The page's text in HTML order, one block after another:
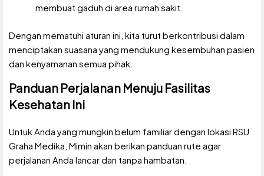
membuat gaduh di area rumah sakit.
Dengan mematuhi aturan ini, kita turut berkontribusi dalam
menciptakan suasana yang mendukung kesembuhan pasien
dan kenyamanan semua pihak.
Panduan Perjalanan Menuju Fasilitas
Kesehatan Ini
Untuk Anda yang mungkin belum familiar dengan lokasi RSU
Graha Medika, Mimin akan berikan panduan rute agar
perjalanan Anda lancar dan tanpa hambatan.